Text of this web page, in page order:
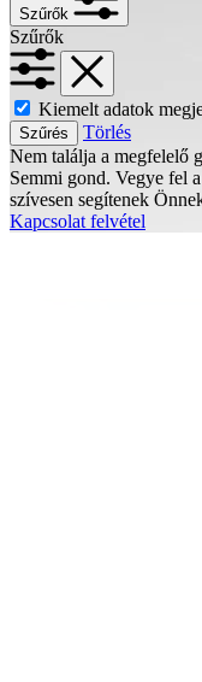
Szűrők
Szűrők
Kiemelt adatok
Szűrés
Törlés
Nem találja a megfelelő
Semmi gond. Vegye fel
szívesen segítenek
Kapcsolat felvétel